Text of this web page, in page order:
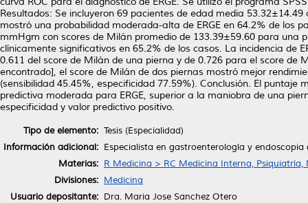
Resultados: Se incluyeron 69 pacientes de edad media
mostró una probabilidad moderada-alta de ERGE en 64.2% de los
mmHgm con scores de Milán promedio de 133.39±59.60 para
clínicamente significativos en 65.2% de los casos. La incidencia de
0.611 del score de Milán de una pierna y de 0.726 para el score de
encontrado], el score de Milán de dos piernas mostró mejor
(sensibilidad 45.45%, especificidad 77.59%). Conclusión. El
predictiva moderada para ERGE, superior a la maniobra de una
especificidad y valor predictivo positivo.
Tipo de elemento: Tesis (Especialidad)
Información adicional: Especialista en gastroenterología y endoscopia
Materias: R Medicina > RC Medicina Interna, Psiquiatría,
Divisiones: Medicina
Usuario depositante: Dra. Maria Jose Sanchez Otero